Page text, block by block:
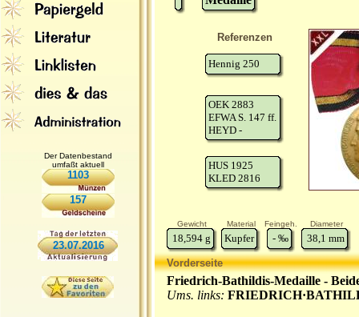
Der Datenbestand
umfaßt aktuell
1103
157
23.07.2016
Referenzen
Hennig 250
OEK 2883
EFWA S. 147 ff.
HEYD -
HUS 1925
KLED 2816
Gewicht Material Feingeh. Diameter
18,594 g Kupfer - ‰ 38,1 mm
Vorderseite
Friedrich-Bathildis-Medaille -
Ums. links: